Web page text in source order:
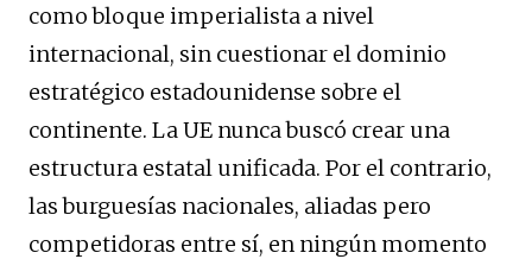
como bloque imperialista a nivel
internacional, sin cuestionar el dominio
estratégico estadounidense sobre el
continente. La UE nunca buscó crear una
estructura estatal unificada. Por el contrario,
las burguesías nacionales, aliadas pero
competidoras entre sí, en ningún momento